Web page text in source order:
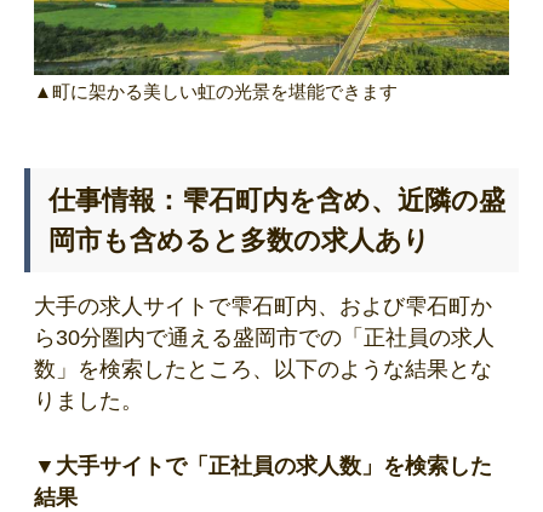
▲町に架かる美しい虹の光景を堪能できます
仕事情報：雫石町内を含め、近隣の盛
岡市も含めると多数の求人あり
大手の求人サイトで雫石町内、および雫石町か
ら30分圏内で通える盛岡市での「正社員の求人
数」を検索したところ、以下のような結果とな
りました。
▼大手サイトで「正社員の求人数」を検索した
結果